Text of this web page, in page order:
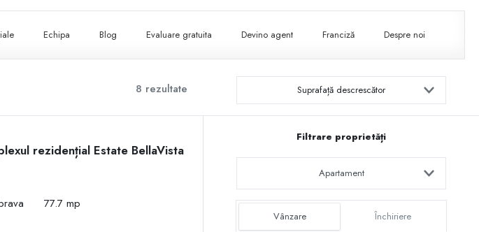
Echipa Blog Evaluare gratuita Devino agent Franciză Despre noi
8 rezultate Suprafață descrescător
rezidențial Estate BellaVista
77.7 mp
Filtrare proprietăți
Apartament
Vânzare Închiriere